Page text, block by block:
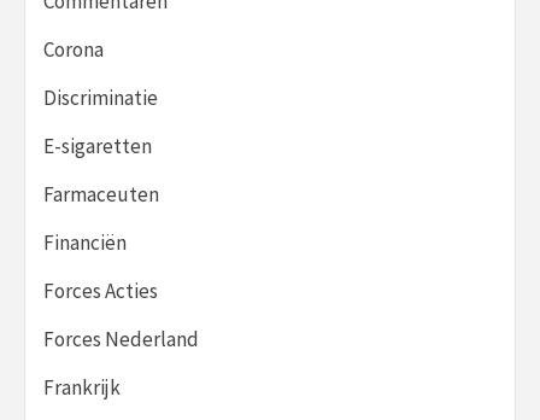
Corona
Discriminatie
E-sigaretten
Farmaceuten
Financiën
Forces Acties
Forces Nederland
Frankrijk